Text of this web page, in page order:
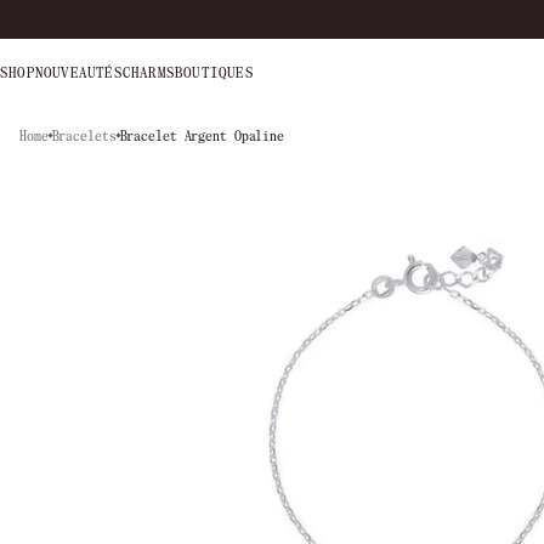
SHOPNOUVEAUTÉSCHARMSBOUTIQUES
Home Bracelets Bracelet Argent Opaline